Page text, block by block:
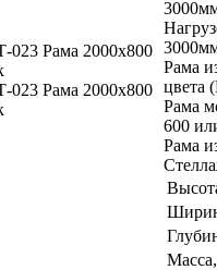
Рама
цвета
Рама
600
Рама